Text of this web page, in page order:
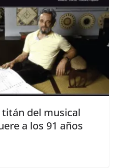
del musical
a los 91 años